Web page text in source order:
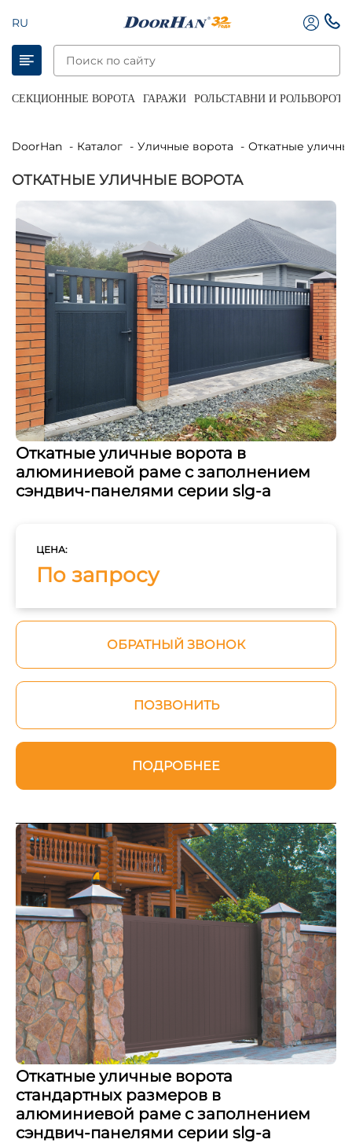
RU
СЕКЦИОННЫЕ ВОРОТА ГАРАЖИ РОЛЬСТАВНИ И РОЛЬВОРОТА
DoorHan Каталог Уличные ворота Откатные
ОТКАТНЫЕ УЛИЧНЫЕ ВОРОТА
Откатные уличные ворота в
алюминиевой раме с заполнением
сэндвич-панелями серии slg-a
ЦЕНА:
По запросу
ОБРАТНЫЙ ЗВОНОК
ПОЗВОНИТЬ
ПОДРОБНЕЕ
Откатные уличные ворота
стандартных размеров в
алюминиевой раме с заполнением
сэндвич-панелями серии slg-a